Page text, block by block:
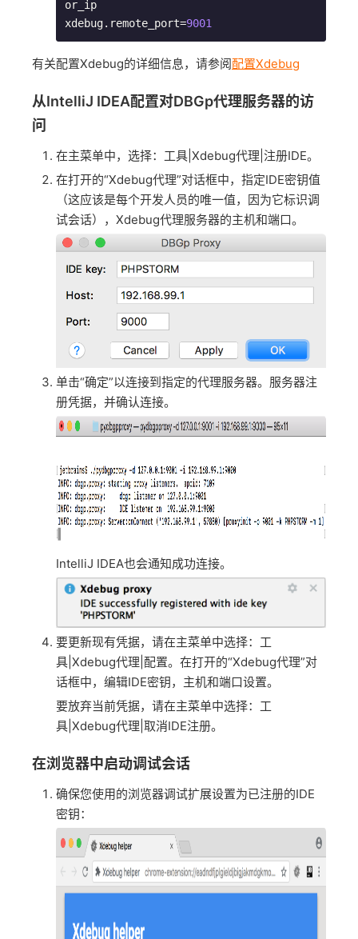
or_ip
xdebug.remote_port=9001
有关配置Xdebug的详细信息，请参阅配置Xdebug
从IntelliJ IDEA配置对DBGp代理服务器的访
问
在主菜单中，选择：工具|Xdebug代理|注册IDE。
在打开的“Xdebug代理”对话框中，指定IDE密钥值
（这应该是每个开发人员的唯一值，因为它标识调
试会话），Xdebug代理服务器的主机和端口。
单击“确定”以连接到指定的代理服务器。服务器注
册凭据，并确认连接。
IntelliJ IDEA也会通知成功连接。
要更新现有凭据，请在主菜单中选择：工
具|Xdebug代理|配置。在打开的“Xdebug代理”对
话框中，编辑IDE密钥，主机和端口设置。
要放弃当前凭据，请在主菜单中选择：工
具|Xdebug代理|取消IDE注册。
在浏览器中启动调试会话
确保您使用的浏览器调试扩展设置为已注册的IDE
密钥：